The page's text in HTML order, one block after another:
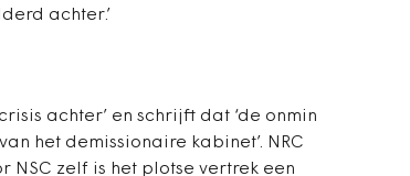
achter.’
achter’ en schrijft dat ‘de onmin
het demissionaire kabinet’. NRC
NSC zelf is het plotse vertrek een